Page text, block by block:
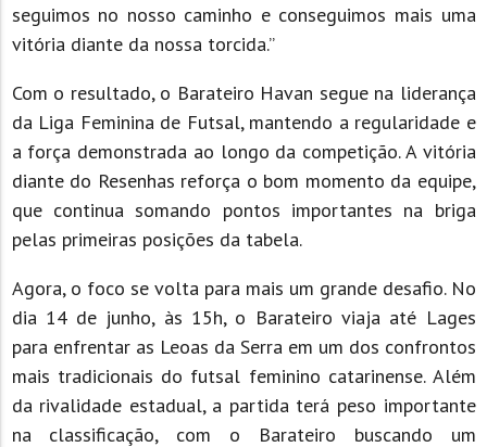
seguimos no nosso caminho e conseguimos mais uma
vitória diante da nossa torcida.”
Com o resultado, o Barateiro Havan segue na liderança
da Liga Feminina de Futsal, mantendo a regularidade e
a força demonstrada ao longo da competição. A vitória
diante do Resenhas reforça o bom momento da equipe,
que continua somando pontos importantes na briga
pelas primeiras posições da tabela.
Agora, o foco se volta para mais um grande desafio. No
dia 14 de junho, às 15h, o Barateiro viaja até Lages
para enfrentar as Leoas da Serra em um dos confrontos
mais tradicionais do futsal feminino catarinense. Além
da rivalidade estadual, a partida terá peso importante
na classificação, com o Barateiro buscando um